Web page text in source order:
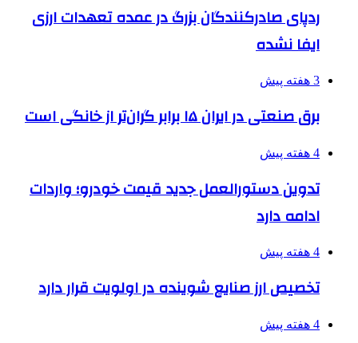
ردپای صادرکنندگان بزرگ در عمده تعهدات ارزی
ایفا نشده
3 هفته پیش
برق صنعتی در ایران ۱۵ برابر گران‌تر از خانگی است
4 هفته پیش
تدوین دستورالعمل جدید قیمت خودرو؛ واردات
ادامه دارد
4 هفته پیش
تخصیص ارز صنایع شوینده در اولویت قرار دارد
4 هفته پیش